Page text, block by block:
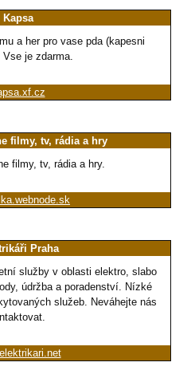
Kapsa
a her pro vase pda (kapesni
je zdarma.
filmy, tv, rádia a hry
filmy, tv, rádia a hry.
Praha
služby v oblasti elektro, slabo
údržba a poradenství. Nízké
služeb. Neváhejte nás